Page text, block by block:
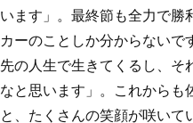
います」。最終節も全力で勝
カーのことしか分からないで
先の人生で生きてくるし、そ
なと思います」。これからも
と、たくさんの笑顔が咲いて